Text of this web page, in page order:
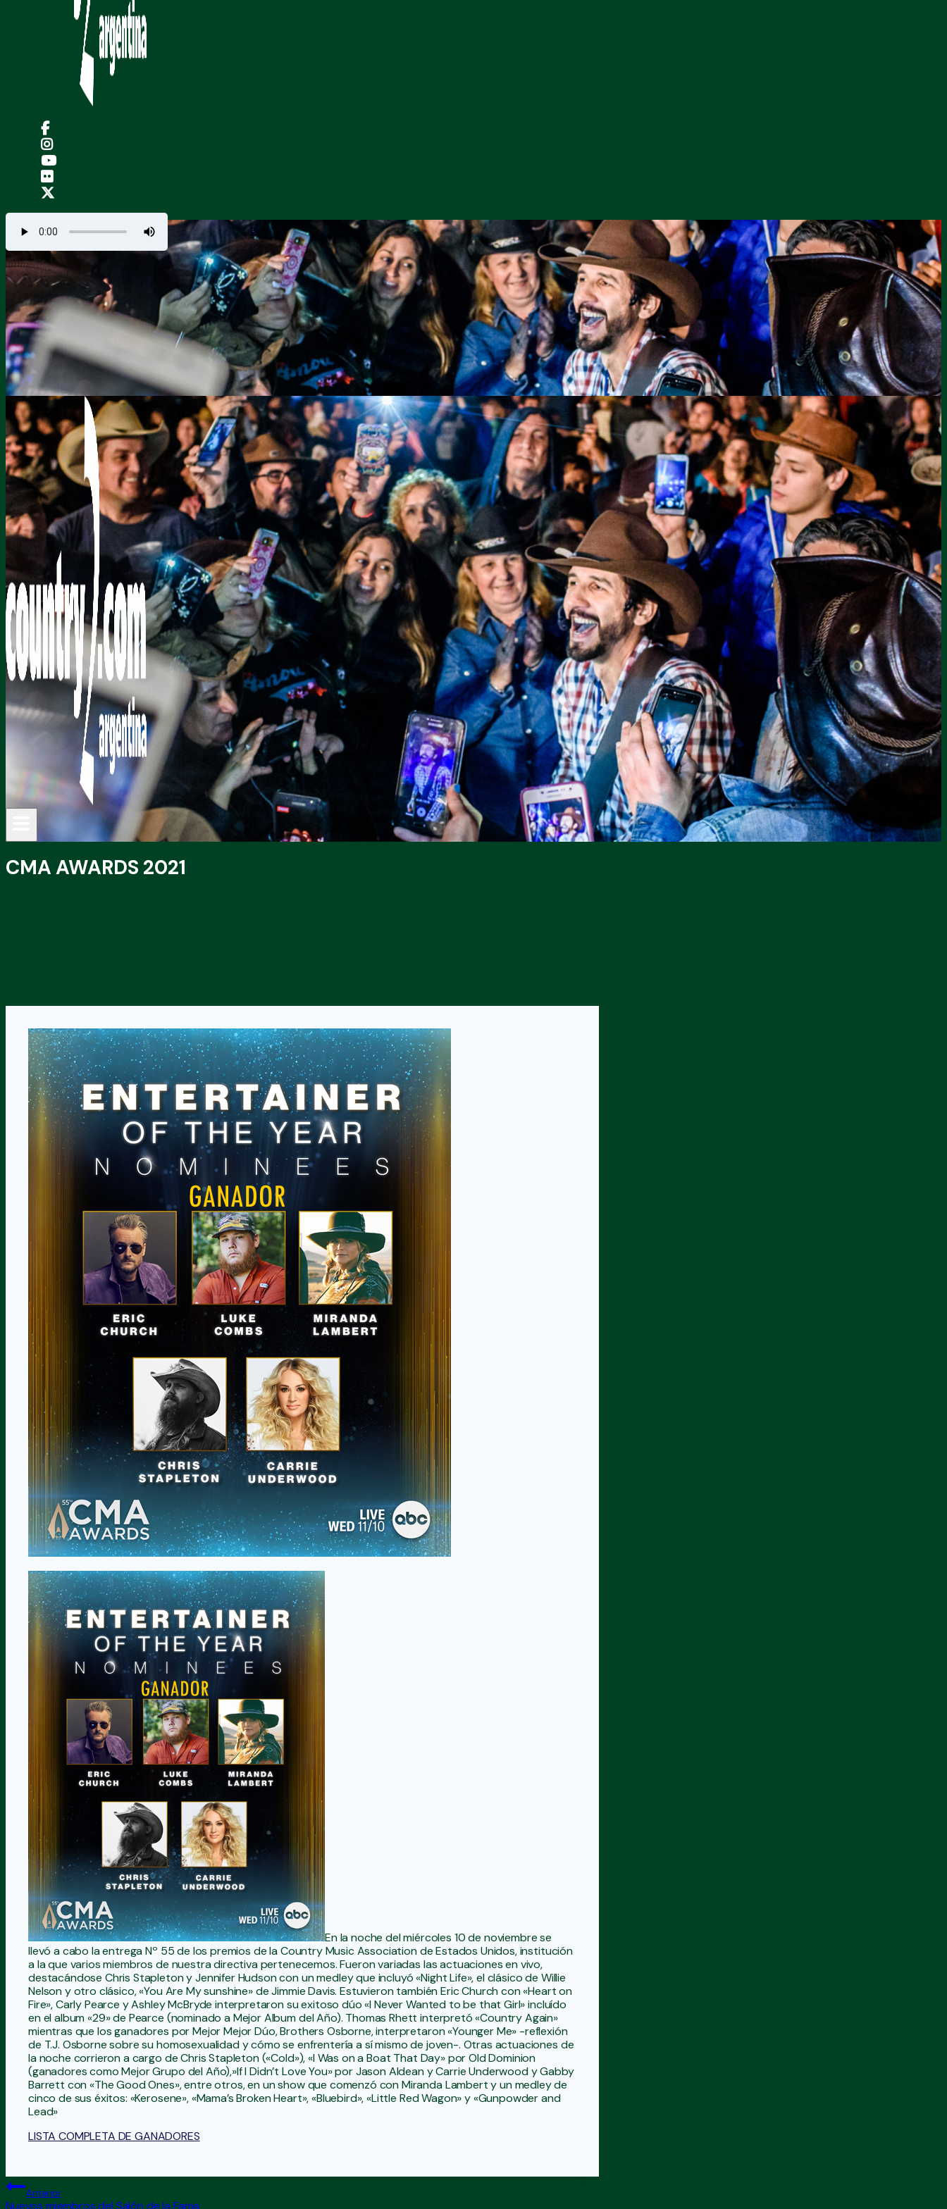
.
CMA AWARDS 2021
En la noche del miércoles 10 de noviembre se
llevó a cabo la entrega Nº 55 de los premios de la Country Music Association de Estados Unidos, institución
a la que varios miembros de nuestra directiva pertenecemos. Fueron variadas las actuaciones en vivo,
destacándose Chris Stapleton y Jennifer Hudson con un medley que incluyó «Night Life», el clásico de Willie
Nelson y otro clásico, «You Are My sunshine» de Jimmie Davis. Estuvieron también Eric Church con «Heart on
Fire», Carly Pearce y Ashley McBryde interpretaron su exitoso dúo «I Never Wanted to be that Girl» incluído
en el album «29» de Pearce (nominado a Mejor Album del Año). Thomas Rhett interpretó «Country Again»
mientras que los ganadores por Mejor Mejor Dúo, Brothers Osborne, interpretaron «Younger Me» -reflexión
de T.J. Osborne sobre su homosexualidad y cómo se enfrentería a sí mismo de joven-. Otras actuaciones de
la noche corrieron a cargo de Chris Stapleton («Cold»), «I Was on a Boat That Day» por Old Dominion
(ganadores como Mejor Grupo del Año),»If I Didn’t Love You» por Jason Aldean y Carrie Underwood y Gabby
Barrett con «The Good Ones», entre otros, en un show que comenzó con Miranda Lambert y un medley de
cinco de sus éxitos: «Kerosene», «Mama’s Broken Heart», «Bluebird», «Little Red Wagon» y «Gunpowder and
Lead»
LISTA COMPLETA DE GANADORES
Navegación
Anterior